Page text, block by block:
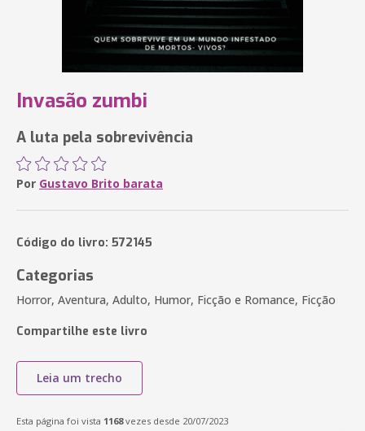
Invasão zumbi
A luta pela sobrevivência
Por Gustavo Brito barata
Código do livro: 572145
Categorias
Horror, Aventura, Adulto, Humor, Ficção e Romance, Ficção
Compartilhe este livro
Leia um trecho
Esta página foi vista 1168vezes desde 20/07/2023